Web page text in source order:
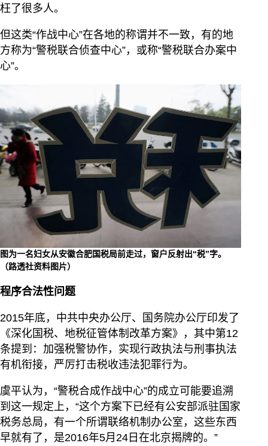
枉了很多人。
但这类“作战中心”在各地的称谓并不一致，有的地
方称为“警税联合侦查中心”，或称“警税联合办案中
心”。
图为一名妇女从安徽合肥国税局前走过，窗户反射出“税”字。
（路透社资料图片）
程序合法性问题
2015年底，中共中央办公厅、国务院办公厅印发了
《深化国税、地税征管体制改革方案》，其中第12
条提到：加强税警协作，实现行政执法与刑事执法
有机衔接，严厉打击税收违法犯罪行为。
虞平认为，“警税合成作战中心”的成立可能要追溯
到这一规定上，“这个方案下已经有公安部派驻国家
税务总局，有一个所谓联络机制办公室，这些东西
早就有了，是2016年5月24日在北京揭牌的。”